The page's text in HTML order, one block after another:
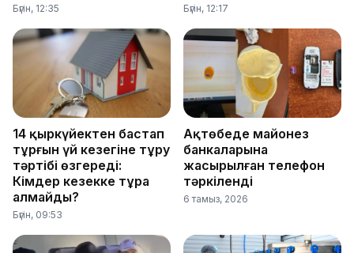
Бүгін, 12:35 Бүгін, 12:17
14 қыркүйектен бастап
тұрғын үй кезегіне тұру
тәртібі өзгереді:
Кімдер кезекке тұра
алмайды?
Бүгін, 09:53
Ақтөбеде майонез
банкаларына
жасырылған телефон
тәркіленді
6 тамыз, 2026